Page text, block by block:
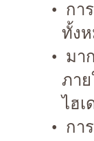
กา
ทั้ง
มา
ภา
ไฮเ
กา